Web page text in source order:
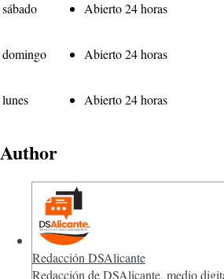
sábado Abierto 24 horas
domingo Abierto 24 horas
lunes Abierto 24 horas
Author
Redacción DSAlicante
Redacción de DSAlicante, medio